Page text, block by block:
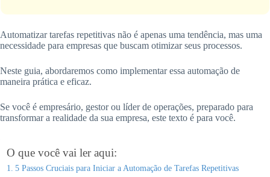
Automatizar tarefas repetitivas não é apenas uma tendência, mas uma
necessidade para empresas que buscam otimizar seus processos.
Neste guia, abordaremos como implementar essa automação de
maneira prática e eficaz.
Se você é empresário, gestor ou líder de operações, preparado para
transformar a realidade da sua empresa, este texto é para você.
O que você vai ler aqui:
5 Passos Cruciais para Iniciar a Automação de Tarefas Repetitivas